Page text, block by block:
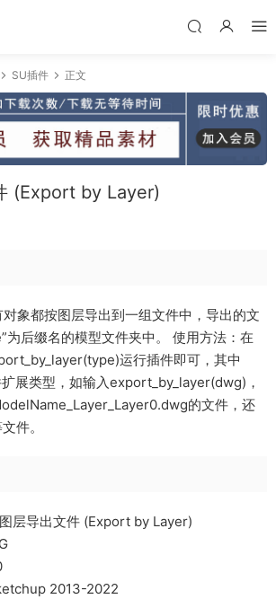
SU插件 正文
(Export by Layer)
象都按图层导出到一组文件中，导出的文
为后缀名的模型文件夹中。 使用方法：在
运行插件即可，其中
展类型，如输入export_by_layer(dwg)，
的文件，还
件。
层导出文件 (Export by Layer)
2013-2022